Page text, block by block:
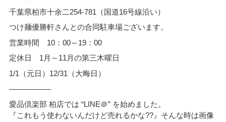
千葉県柏市十余二254-781（国道16号線沿い）
つけ麺優勝軒さんとの合同駐車場ございます。
営業時間 10：00～19：00
定休日 1月～11月の第三木曜日
1/1（元日）12/31（大晦日）
—————–
愛品倶楽部 柏店では “LINE＠” を始めました。
『これもう使わないんだけど売れるかな??』そんな時は画像